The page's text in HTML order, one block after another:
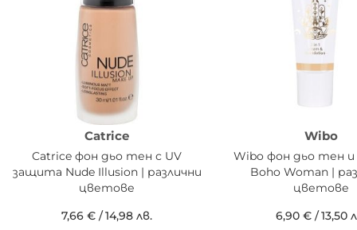
Catrice
Catrice фон дьо тен с UV
защита Nude Illusion | различни
цветове
7,66 € /14,98 лв.
Wibo
Wibo фон дьо тен и
Boho Woman |
цветове
6,90 € /13,50